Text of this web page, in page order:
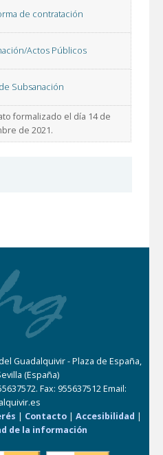
de contratación
Actos Públicos
Subsanación
formalizado el día 14 de
de 2021.
Guadalquivir - Plaza de España,
(España)
Fax: 955637512 Email:
| Contacto |Accesibilidad |
de la información